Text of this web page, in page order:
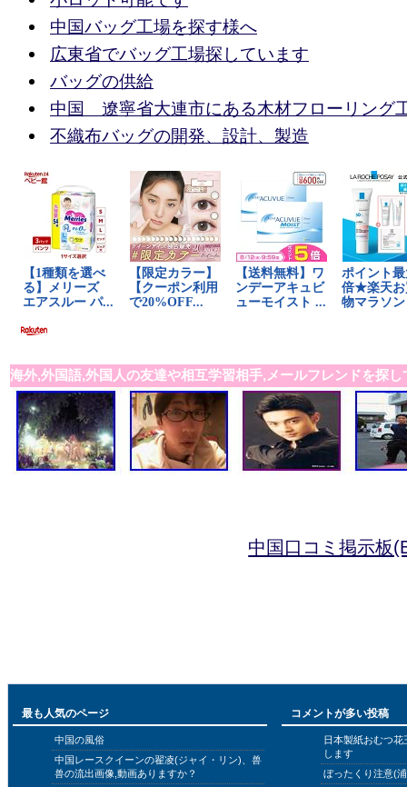
中国バッグ工場を探す様へ
広東省でバッグ工場探しています
バッグの供給
中国 遼寧省大連市にある木材フローリング
不織布バッグの開発、設計、製造
海外,外国語,外国人の友達や相互学習相手,メールフレンドを探し
中国口コミ掲示板
最も人気のページ
中国の風俗
中国レースクイーンの翟凌(ジャイ・リン)、兽
兽の流出画像,動画ありますか？
コメントが多い投稿
日本製紙おむつ
します
ぼったくり注意(